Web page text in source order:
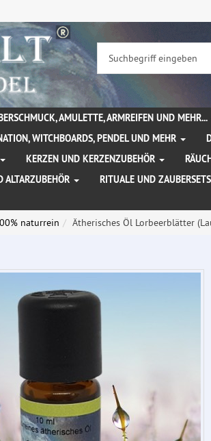
AMULETTE, ARMREIFEN UND MEHR...
WITCHBOARDS, PENDEL UND MEHR
KERZEN UND KERZENZUBEHÖR
ALTARZUBEHÖR RITUALE UND ZAUBERSETS
naturrein Ätherisches Öl Lorbeerblätter